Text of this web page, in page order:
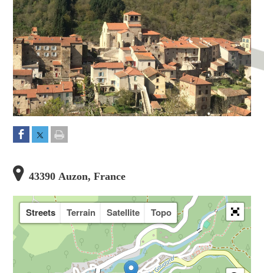
43390 Auzon, France
Streets Terrain Satellite Topo